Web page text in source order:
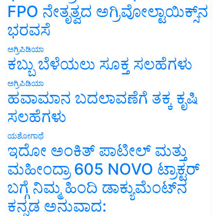
FPO ನೇತೃತ್ವದ ಅಗ್ರಿವೋಲ್ಟಾಯಿಕ್ಸ್‌ನ
ಭರವಸೆ
ಅಗ್ರಿಪಿಡಿಯಾ
ಕಬ್ಬು ಬೆಳೆಯಲು ಸೂಕ್ತ ಸಲಹೆಗಳು
ಅಗ್ರಿಪಿಡಿಯಾ
ಹವಾಮಾನ ಬದಲಾವಣೆಗೆ ತಕ್ಕ ಕೃಷಿ
ಸಲಹೆಗಳು
ಯಶೋಗಾಥೆ
ಇದೋ ಅಂಕಿತ್ ಪಾಟೀಲ್ ಮತ್ತು
ಮಹೀಂದ್ರಾ 605 NOVO ಟ್ರಾಕ್ಟರ್
ಬಗ್ಗೆ ನಿಮ್ಮ ಹಿಂದಿ ಡಾಕ್ಯುಮೆಂಟ್‌ನ
ಕನ್ನಡ ಅನುವಾದ: